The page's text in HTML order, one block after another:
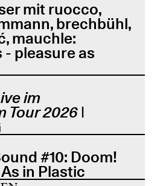
mit ruocco,
brechbühl,
mauchle:
pleasure as
im
Tour 2026 |
#10: Doom!
in Plastic